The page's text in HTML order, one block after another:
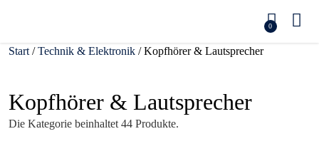
0
Start /Technik & Elektronik / Kopfhörer & Lautsprecher
Kopfhörer & Lautsprecher
Die Kategorie beinhaltet 44 Produkte.